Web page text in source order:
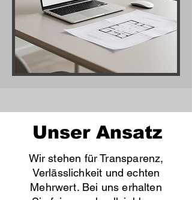
Unser Ansatz
Wir stehen für Transparenz,
Verlässlichkeit und echten
Mehrwert. Bei uns erhalten